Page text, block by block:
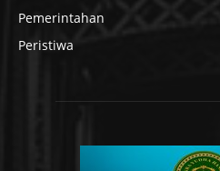
Pemerintahan
Peristiwa